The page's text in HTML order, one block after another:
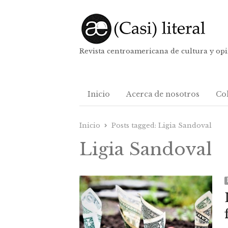
Revista centroamericana de cultura y
Inicio Acerca de nosotros
Inicio Posts tagged: Ligia Sandoval
Ligia Sandoval